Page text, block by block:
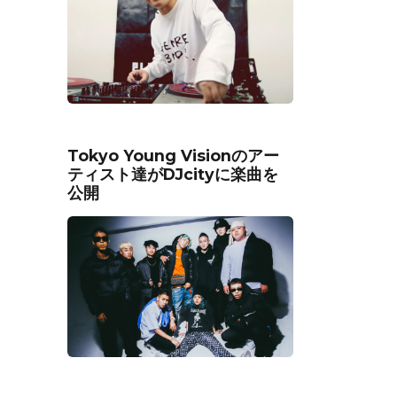
Tokyo Young Visionのアー
ティスト達がDJcityに楽曲を
公開